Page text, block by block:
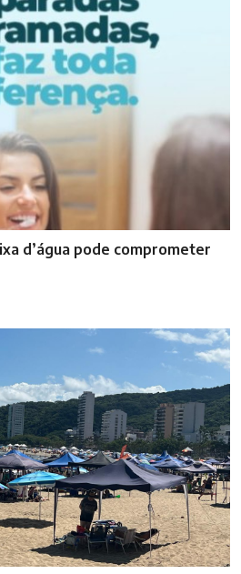
d’água pode comprometer